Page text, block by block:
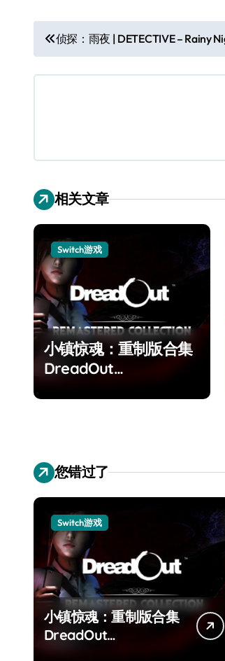
文
章
侦探：雨夜 | DETECTIVE – Rainy
相关文章
Switch游戏
小镇惊魂：重制版合集
DreadOut
Remastered
您错过了
Switch游戏
小镇惊魂：重制版合集
DreadOut
Remastered